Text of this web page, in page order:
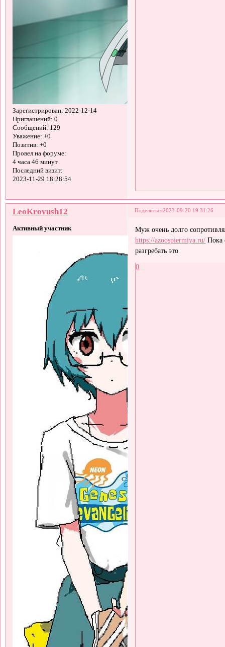
Зарегистрирован: 2022-12-14
Приглашений: 0
Сообщений: 129
Уважение: +0
Позитив: +0
Провел на форуме:
4 часа 46 минут
Последний визит:
2023-11-29 18:28:54
Поделиться2023-09-20 19:31:26
LeoKrovush12
Активный участник
Муж очень долго
https://azoospiermiya.ru/ Пока
разгребать это
0